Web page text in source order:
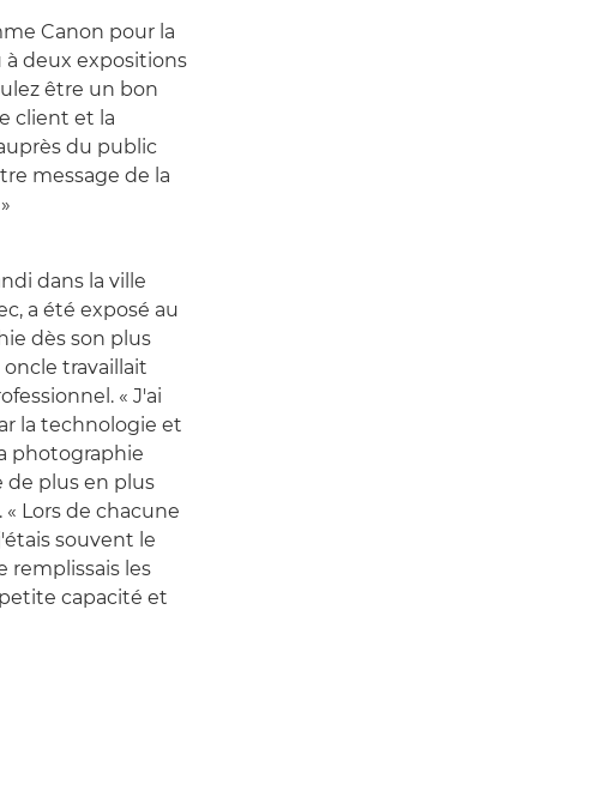
Canon pour la
deux expositions
être un bon
client et la
du public
message de la
dans la ville
a été exposé au
dès son plus
travaillait
« J'ai
la technologie et
photographie
plus en plus
Lors de chacune
souvent le
remplissais les
capacité et